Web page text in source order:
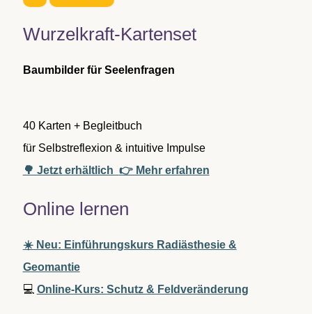
e
n
h
Wurzelkraft-Kartenset
Baumbilder für Seelenfragen
40 Karten + Begleitbuch
für Selbstreflexion & intuitive Impulse
🌳 Jetzt erhältlich 👉 Mehr erfahren
Online lernen
☀️ Neu: Einführungskurs Radiästhesie &
Geomantie
💻 Online-Kurs: Schutz & Feldveränderung